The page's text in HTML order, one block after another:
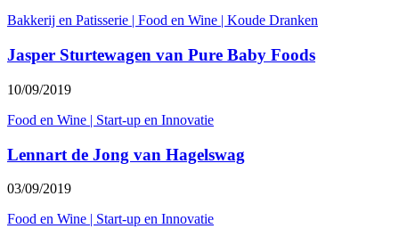
Bakkerij en Patisserie | Food en Wine | Koude Dranken
Jasper Sturtewagen van Pure Baby Foods
10/09/2019
Food en Wine | Start-up en Innovatie
Lennart de Jong van Hagelswag
03/09/2019
Food en Wine | Start-up en Innovatie